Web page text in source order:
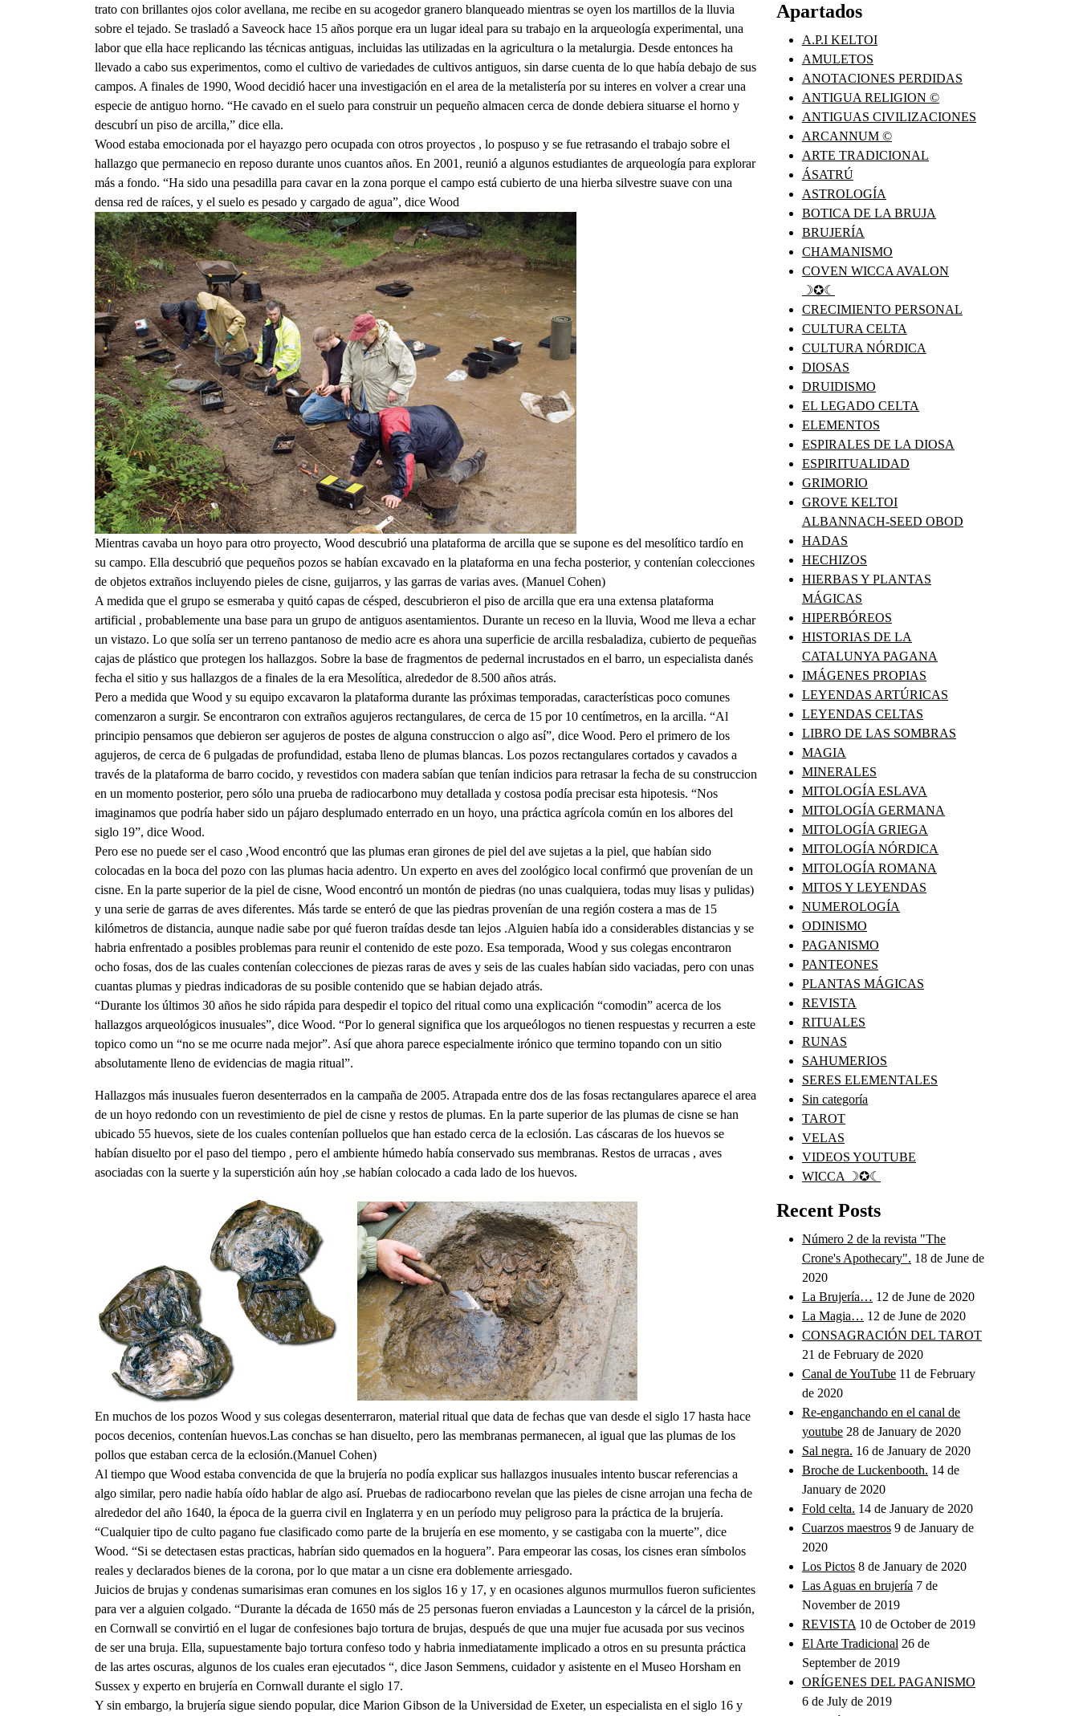
trato con brillantes ojos color avellana, me recibe en su acogedor granero blanqueado mientras se oyen los martillos de la lluvia
sobre el tejado. Se trasladó a Saveock hace 15 años porque era un lugar ideal para su trabajo en la arqueología experimental, una
labor que ella hace replicando las técnicas antiguas, incluidas las utilizadas en la agricultura o la metalurgia. Desde entonces ha
llevado a cabo sus experimentos, como el cultivo de variedades de cultivos antiguos, sin darse cuenta de lo que había debajo de sus
campos. A finales de 1990, Wood decidió hacer una investigación en el area de la metalistería por su interes en volver a crear una
especie de antiguo horno. “He cavado en el suelo para construir un pequeño almacen cerca de donde debiera situarse el horno y
descubrí un piso de arcilla,” dice ella.
Wood estaba emocionada por el hayazgo pero ocupada con otros proyectos , lo pospuso y se fue retrasando el trabajo sobre el
hallazgo que permanecio en reposo durante unos cuantos años. En 2001, reunió a algunos estudiantes de arqueología para explorar
más a fondo. “Ha sido una pesadilla para cavar en la zona porque el campo está cubierto de una hierba silvestre suave con una
densa red de raíces, y el suelo es pesado y cargado de agua”, dice Wood
Mientras cavaba un hoyo para otro proyecto, Wood descubrió una plataforma de arcilla que se supone es del mesolítico tardío en
su campo. Ella descubrió que pequeños pozos se habían excavado en la plataforma en una fecha posterior, y contenían colecciones
de objetos extraños incluyendo pieles de cisne, guijarros, y las garras de varias aves. (Manuel Cohen)
A medida que el grupo se esmeraba y quitó capas de césped, descubrieron el piso de arcilla que era una extensa plataforma
artificial , probablemente una base para un grupo de antiguos asentamientos. Durante un receso en la lluvia, Wood me lleva a echar
un vistazo. Lo que solía ser un terreno pantanoso de medio acre es ahora una superficie de arcilla resbaladiza, cubierto de pequeñas
cajas de plástico que protegen los hallazgos. Sobre la base de fragmentos de pedernal incrustados en el barro, un especialista danés
fecha el sitio y sus hallazgos de a finales de la era Mesolítica, alrededor de 8.500 años atrás.
Pero a medida que Wood y su equipo excavaron la plataforma durante las próximas temporadas, características poco comunes
comenzaron a surgir. Se encontraron con extraños agujeros rectangulares, de cerca de 15 por 10 centímetros, en la arcilla. “Al
principio pensamos que debieron ser agujeros de postes de alguna construccion o algo así”, dice Wood. Pero el primero de los
agujeros, de cerca de 6 pulgadas de profundidad, estaba lleno de plumas blancas. Los pozos rectangulares cortados y cavados a
través de la plataforma de barro cocido, y revestidos con madera sabían que tenían indicios para retrasar la fecha de su construccion
en un momento posterior, pero sólo una prueba de radiocarbono muy detallada y costosa podía precisar esta hipotesis. “Nos
imaginamos que podría haber sido un pájaro desplumado enterrado en un hoyo, una práctica agrícola común en los albores del
siglo 19”, dice Wood.
Pero ese no puede ser el caso ,Wood encontró que las plumas eran girones de piel del ave sujetas a la piel, que habían sido
colocadas en la boca del pozo con las plumas hacia adentro. Un experto en aves del zoológico local confirmó que provenían de un
cisne. En la parte superior de la piel de cisne, Wood encontró un montón de piedras (no unas cualquiera, todas muy lisas y pulidas)
y una serie de garras de aves diferentes. Más tarde se enteró de que las piedras provenían de una región costera a mas de 15
kilómetros de distancia, aunque nadie sabe por qué fueron traídas desde tan lejos .Alguien había ido a considerables distancias y se
habria enfrentado a posibles problemas para reunir el contenido de este pozo. Esa temporada, Wood y sus colegas encontraron
ocho fosas, dos de las cuales contenían colecciones de piezas raras de aves y seis de las cuales habían sido vaciadas, pero con unas
cuantas plumas y piedras indicadoras de su posible contenido que se habian dejado atrás.
“Durante los últimos 30 años he sido rápida para despedir el topico del ritual como una explicación “comodin” acerca de los
hallazgos arqueológicos inusuales”, dice Wood. “Por lo general significa que los arqueólogos no tienen respuestas y recurren a este
topico como un “no se me ocurre nada mejor”. Así que ahora parece especialmente irónico que termino topando con un sitio
absolutamente lleno de evidencias de magia ritual”.
Hallazgos más inusuales fueron desenterrados en la campaña de 2005. Atrapada entre dos de las fosas rectangulares aparece el area
de un hoyo redondo con un revestimiento de piel de cisne y restos de plumas. En la parte superior de las plumas de cisne se han
ubicado 55 huevos, siete de los cuales contenían polluelos que han estado cerca de la eclosión. Las cáscaras de los huevos se
habían disuelto por el paso del tiempo , pero el ambiente húmedo había conservado sus membranas. Restos de urracas , aves
asociadas con la suerte y la superstición aún hoy ,se habían colocado a cada lado de los huevos.
En muchos de los pozos Wood y sus colegas desenterraron, material ritual que data de fechas que van desde el siglo 17 hasta hace
pocos decenios, contenían huevos.Las conchas se han disuelto, pero las membranas permanecen, al igual que las plumas de los
pollos que estaban cerca de la eclosión.(Manuel Cohen)
Al tiempo que Wood estaba convencida de que la brujería no podía explicar sus hallazgos inusuales intento buscar referencias a
algo similar, pero nadie había oído hablar de algo así. Pruebas de radiocarbono revelan que las pieles de cisne arrojan una fecha de
alrededor del año 1640, la época de la guerra civil en Inglaterra y en un período muy peligroso para la práctica de la brujería.
“Cualquier tipo de culto pagano fue clasificado como parte de la brujería en ese momento, y se castigaba con la muerte”, dice
Wood. “Si se detectasen estas practicas, habrían sido quemados en la hoguera”. Para empeorar las cosas, los cisnes eran símbolos
reales y declarados bienes de la corona, por lo que matar a un cisne era doblemente arriesgado.
Juicios de brujas y condenas sumarisimas eran comunes en los siglos 16 y 17, y en ocasiones algunos murmullos fueron suficientes
para ver a alguien colgado. “Durante la década de 1650 más de 25 personas fueron enviadas a Launceston y la cárcel de la prisión,
en Cornwall se convirtió en el lugar de confesiones bajo tortura de brujas, después de que una mujer fue acusada por sus vecinos
de ser una bruja. Ella, supuestamente bajo tortura confeso todo y habria inmediatamente implicado a otros en su presunta práctica
de las artes oscuras, algunos de los cuales eran ejecutados “, dice Jason Semmens, cuidador y asistente en el Museo Horsham en
Sussex y experto en brujería en Cornwall durante el siglo 17.
Y sin embargo, la brujería sigue siendo popular, dice Marion Gibson de la Universidad de Exeter, un especialista en el siglo 16 y
Apartados
A.P.I KELTOI
AMULETOS
ANOTACIONES PERDIDAS
ANTIGUA RELIGION ©
ANTIGUAS CIVILIZACIONES
ARCANNUM ©
ARTE TRADICIONAL
ÁSATRÚ
ASTROLOGÍA
BOTICA DE LA BRUJA
BRUJERÍA
CHAMANISMO
COVEN WICCA AVALON
☽✪☾
CRECIMIENTO PERSONAL
CULTURA CELTA
CULTURA NÓRDICA
DIOSAS
DRUIDISMO
EL LEGADO CELTA
ELEMENTOS
ESPIRALES DE LA DIOSA
ESPIRITUALIDAD
GRIMORIO
GROVE KELTOI
ALBANNACH-SEED OBOD
HADAS
HECHIZOS
HIERBAS Y PLANTAS
MÁGICAS
HIPERBÓREOS
HISTORIAS DE LA
CATALUNYA PAGANA
IMÁGENES PROPIAS
LEYENDAS ARTÚRICAS
LEYENDAS CELTAS
LIBRO DE LAS SOMBRAS
MAGIA
MINERALES
MITOLOGÍA ESLAVA
MITOLOGÍA GERMANA
MITOLOGÍA GRIEGA
MITOLOGÍA NÓRDICA
MITOLOGÍA ROMANA
MITOS Y LEYENDAS
NUMEROLOGÍA
ODINISMO
PAGANISMO
PANTEONES
PLANTAS MÁGICAS
REVISTA
RITUALES
RUNAS
SAHUMERIOS
SERES ELEMENTALES
Sin categoría
TAROT
VELAS
VIDEOS YOUTUBE
WICCA ☽✪☾
Recent Posts
Número 2 de la revista "The
Crone's Apothecary". 18 de June de
2020
La Brujería… 12 de June de 2020
La Magia… 12 de June de 2020
CONSAGRACIÓN DEL TAROT
21 de February de 2020
Canal de YouTube 11 de February
de 2020
Re-enganchando en el canal de
youtube 28 de January de 2020
Sal negra. 16 de January de 2020
Broche de Luckenbooth. 14 de
January de 2020
Fold celta. 14 de January de 2020
Cuarzos maestros 9 de January de
2020
Los Pictos 8 de January de 2020
Las Aguas en brujería 7 de
November de 2019
REVISTA 10 de October de 2019
El Arte Tradicional 26 de
September de 2019
ORÍGENES DEL PAGANISMO
6 de July de 2019